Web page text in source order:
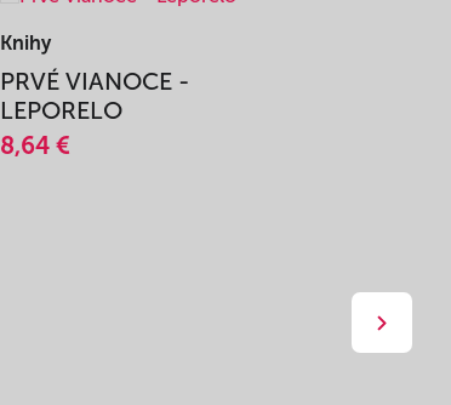
Knihy
PRVÉ VIANOCE -
LEPORELO
8,64 €